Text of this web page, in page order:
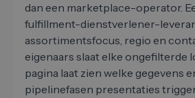
dan een marketplace-operator.
fulfillment-dienstverlener-
assortimentsfocus, regio en
eigenaars slaat elke ongefilterde
pagina laat zien welke gegevens
pipelinefasen presentaties